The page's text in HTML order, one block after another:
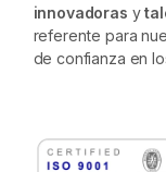
innovadoras y
referente para
de confianza en